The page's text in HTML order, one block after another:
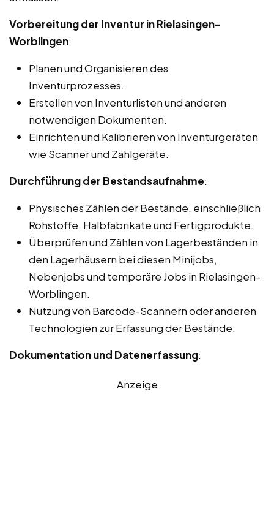
Vorbereitung der Inventur in Rielasingen-
Worblingen:
Planen und Organisieren des
Inventurprozesses.
Erstellen von Inventurlisten und anderen
notwendigen Dokumenten.
Einrichten und Kalibrieren von Inventurgeräten
wie Scanner und Zählgeräte.
Durchführung der Bestandsaufnahme:
Physisches Zählen der Bestände, einschließlich
Rohstoffe, Halbfabrikate und Fertigprodukte.
Überprüfen und Zählen von Lagerbeständen in
den Lagerhäusern bei diesen Minijobs,
Nebenjobs und temporäre Jobs in Rielasingen-
Worblingen.
Nutzung von Barcode-Scannern oder anderen
Technologien zur Erfassung der Bestände.
Dokumentation und Datenerfassung:
Anzeige